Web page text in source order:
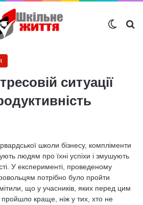
ситуації
школи бізнесу, компліменти
людям про їхні успіхи і змушують
У експерименті, проведеному
потрібно було пройти
що у учасників, яких перед цим
пройшло краще, ніж у тих, хто не